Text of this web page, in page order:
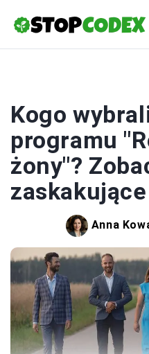
Kogo
programu
żony"?
Anna